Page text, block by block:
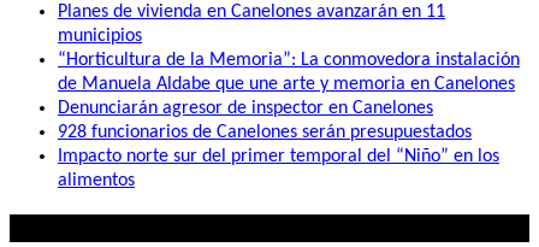
Planes de vivienda en Canelones avanzarán en 11
municipios
“Horticultura de la Memoria”: La conmovedora instalación
de Manuela Aldabe que une arte y memoria en Canelones
Denunciarán agresor de inspector en Canelones
928 funcionarios de Canelones serán presupuestados
Impacto norte sur del primer temporal del “Niño” en los
alimentos